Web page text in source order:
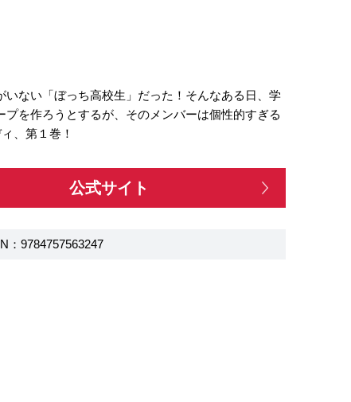
ない「ぼっち高校生」だった！そんなある日、学
を作ろうとするが、そのメンバーは個性的すぎる
、第１巻！
公式サイト
：9784757563247